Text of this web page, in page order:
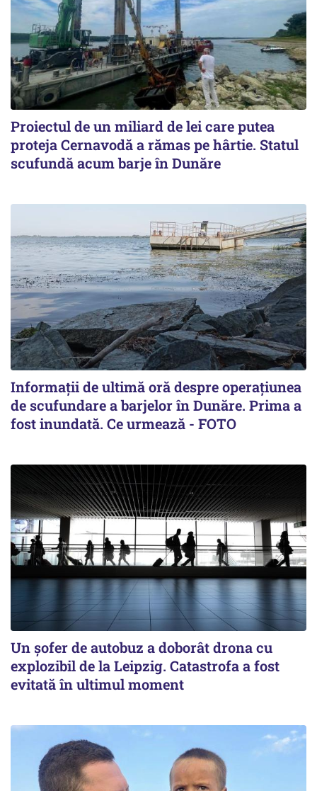
Proiectul de un miliard de lei care putea
proteja Cernavodă a rămas pe hârtie. Statul
scufundă acum barje în Dunăre
Informații de ultimă oră despre operațiunea
de scufundare a barjelor în Dunăre. Prima a
fost inundată. Ce urmează - FOTO
Un șofer de autobuz a doborât drona cu
explozibil de la Leipzig. Catastrofa a fost
evitată în ultimul moment